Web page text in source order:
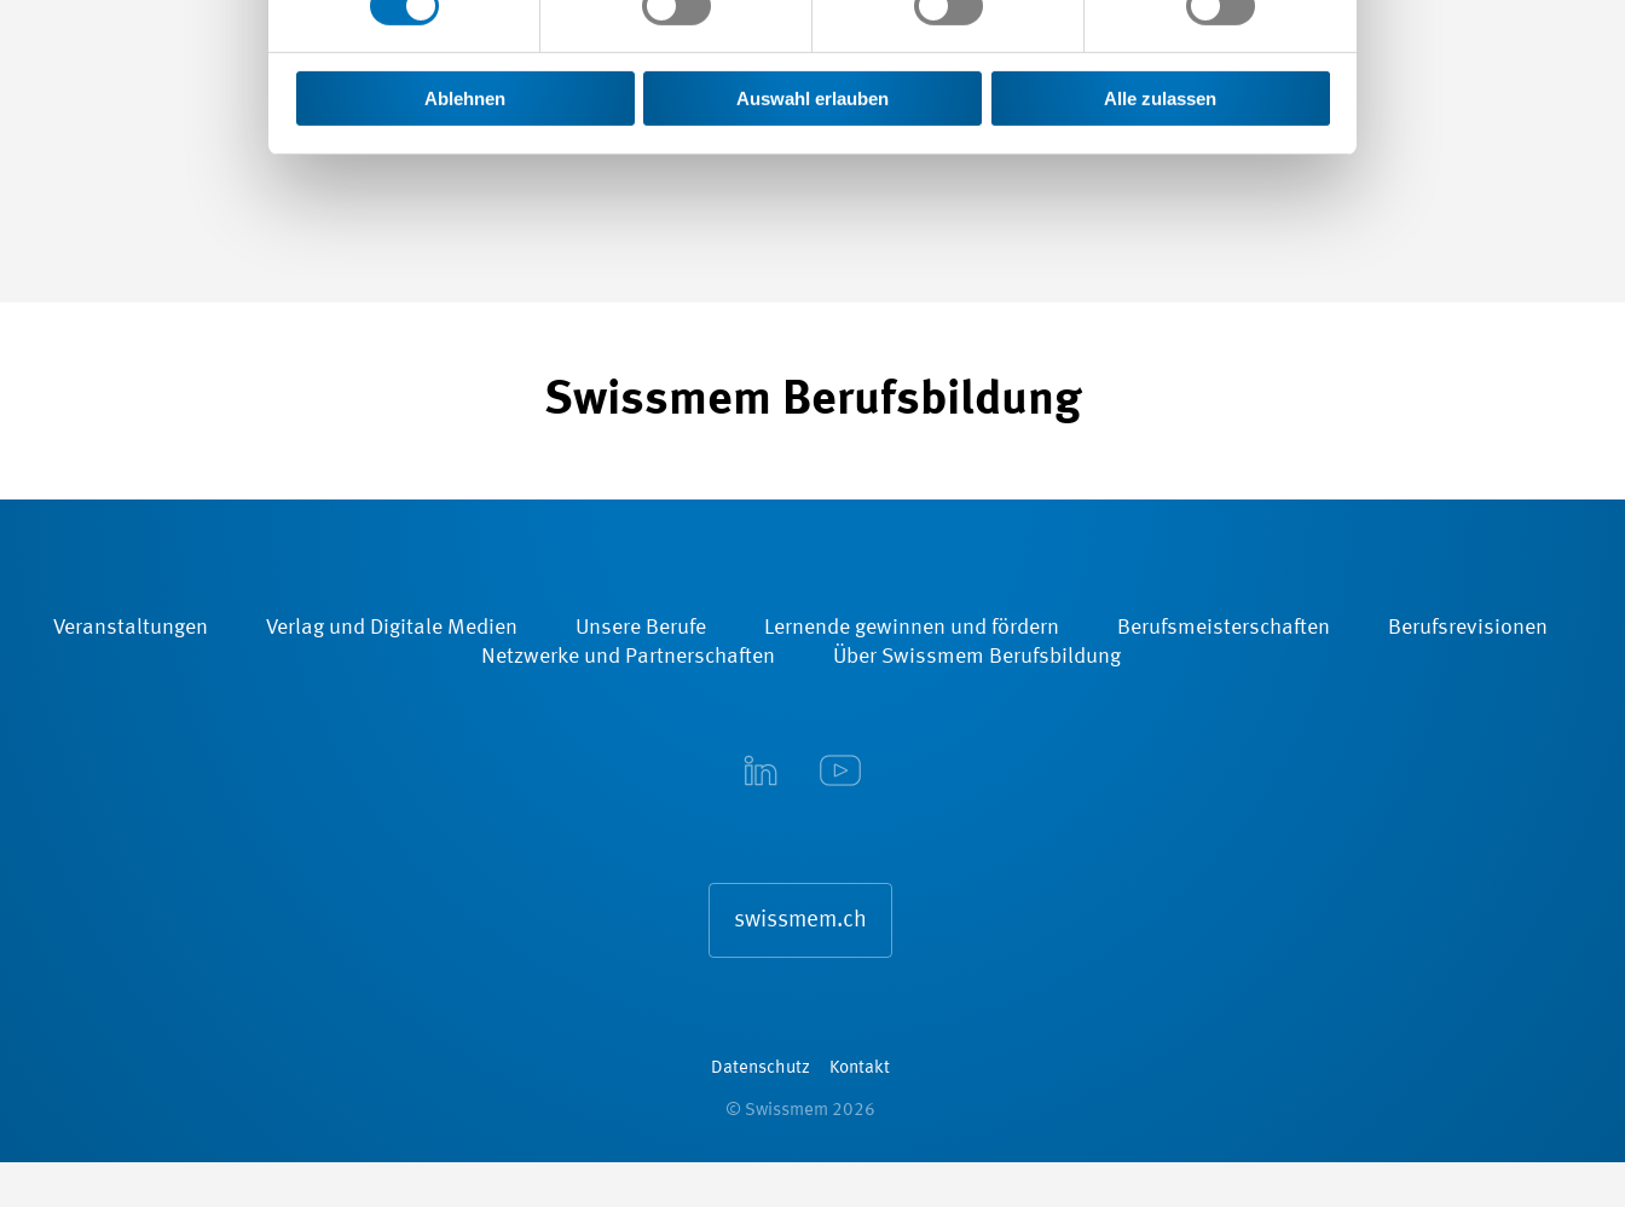
Ablehnen Auswahl erlauben Alle zulassen
Swissmem Berufsbildung
Veranstaltungen Verlag und Digitale Medien Unsere Berufe Lernende gewinnen und fördern Berufsmeisterschaften
Berufsrevisionen
Netzwerke und Partnerschaften
Über Swissmem Berufsbildung
swissmem.ch
Datenschutz Kontakt
© Swissmem 2026